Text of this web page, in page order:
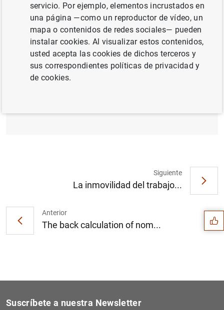
MÉTODOS CUANTITATIVOS
PRECIOS Y MÁRGENES INFLACIÓN
Documento completo
Anterior
The back calculation of nom...
Siguiente
La inmovilidad del trabajo... Sugerencias
Suscríbete a nuestra Newsletter
servicio. Por ejemplo, elementos incrustados en
una página —como un reproductor de vídeo, un
mapa o contenidos de redes sociales— pueden
instalar cookies. Al visualizar estos contenidos,
usted acepta las cookies de dichos terceros y
sus correspondientes políticas de privacidad y
de cookies.